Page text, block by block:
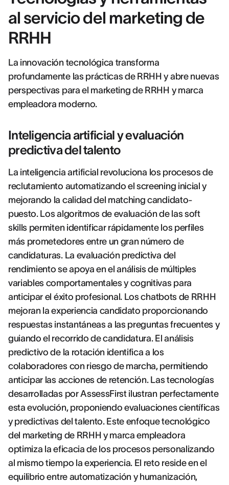
al servicio del marketing de
RRHH
La innovación tecnológica transforma
profundamente las prácticas de RRHH y abre nuevas
perspectivas para el marketing de RRHH y marca
empleadora moderno.
Inteligencia artificial y evaluación
predictiva del talento
La inteligencia artificial revoluciona los procesos de
reclutamiento automatizando el screening inicial y
mejorando la calidad del matching candidato-
puesto. Los algoritmos de evaluación de las soft
skills permiten identificar rápidamente los perfiles
más prometedores entre un gran número de
candidaturas. La evaluación predictiva del
rendimiento se apoya en el análisis de múltiples
variables comportamentales y cognitivas para
anticipar el éxito profesional. Los chatbots de RRHH
mejoran la experiencia candidato proporcionando
respuestas instantáneas a las preguntas frecuentes y
guiando el recorrido de candidatura. El análisis
predictivo de la rotación identifica a los
colaboradores con riesgo de marcha, permitiendo
anticipar las acciones de retención. Las tecnologías
desarrolladas por AssessFirst ilustran perfectamente
esta evolución, proponiendo evaluaciones científicas
y predictivas del talento. Este enfoque tecnológico
del marketing de RRHH y marca empleadora
optimiza la eficacia de los procesos personalizando
al mismo tiempo la experiencia. El reto reside en el
equilibrio entre automatización y humanización,